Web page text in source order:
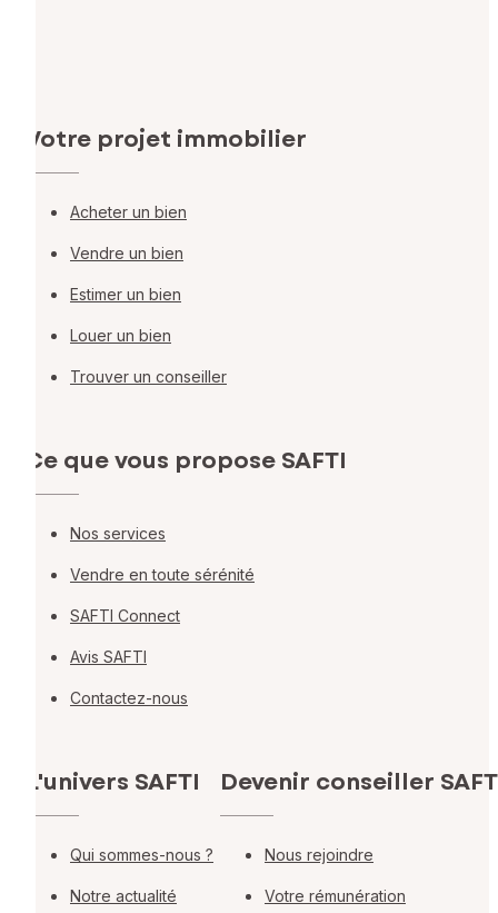
Votre projet immobilier
Acheter un bien
Vendre un bien
Estimer un bien
Louer un bien
Trouver un conseiller
Ce que vous propose SAFTI
Nos services
Vendre en toute sérénité
SAFTI Connect
Avis SAFTI
Contactez-nous
L'univers SAFTI
Qui sommes-nous ?
Notre actualité
Devenir conseiller
Nous rejoindre
Votre rémunération